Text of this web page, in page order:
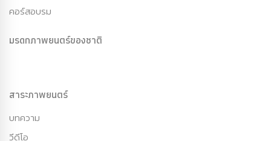
คอร์สอบรม
มรดกภาพยนตร์ของชาติ
สาระภาพยนตร์
บทความ
วีดีโอ